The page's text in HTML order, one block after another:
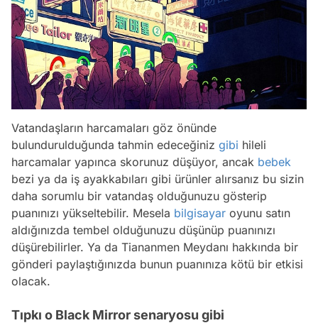
Vatandaşların harcamaları göz önünde
bulundurulduğunda tahmin edeceğiniz gibi hileli
harcamalar yapınca skorunuz düşüyor, ancak bebek
bezi ya da iş ayakkabıları gibi ürünler alırsanız bu sizin
daha sorumlu bir vatandaş olduğunuzu gösterip
puanınızı yükseltebilir. Mesela bilgisayar oyunu satın
aldığınızda tembel olduğunuzu düşünüp puanınızı
düşürebilirler. Ya da Tiananmen Meydanı hakkında bir
gönderi paylaştığınızda bunun puanınıza kötü bir etkisi
olacak.
Tıpkı o Black Mirror senaryosu gibi